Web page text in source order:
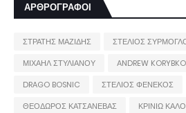
ΑΡΘΡΟΓΡΑΦΟΙ
ΣΤΡΑΤΗΣ ΜΑΖΙΔΗΣ ΣΤΕΛΙΟΣ
ΜΙΧΑΗΛ ΣΤΥΛΙΑΝΟΥ
ANDREW KORYBKO
DRAGO BOSNIC
ΣΤΕΛΙΟΣ ΦΕΝΕΚΟΣ
ΘΕΟΔΩΡΟΣ ΚΑΤΣΑΝΕΒΑΣ
ΚΡΙΝΙΩ